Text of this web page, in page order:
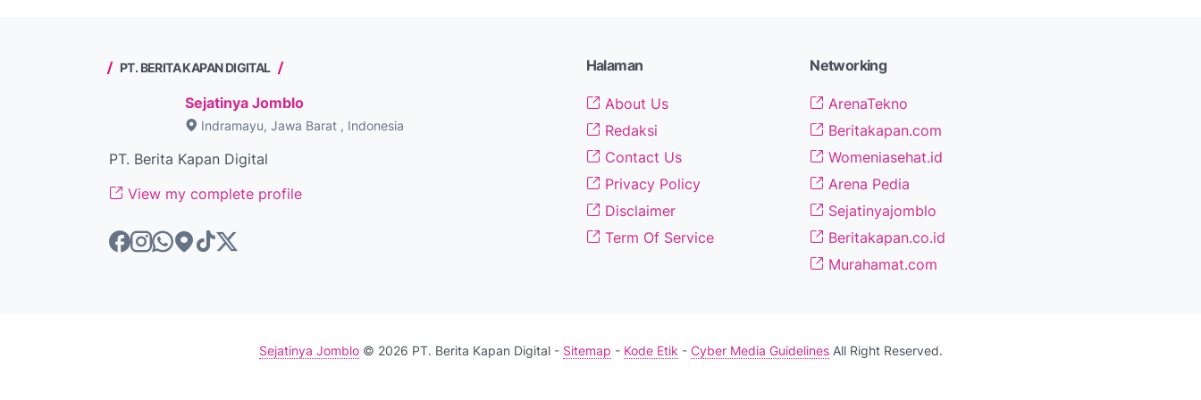
PT. BERITA KAPAN DIGITAL
Sejatinya Jomblo
Indramayu, Jawa Barat , Indonesia
PT. Berita Kapan Digital
View my complete profile
Halaman
About Us
Redaksi
Contact Us
Privacy Policy
Disclaimer
Term Of Service
Networking
ArenaTekno
Beritakapan.com
Womeniasehat.id
Arena Pedia
Sejatinyajomblo
Beritakapan.co.id
Murahamat.com
Sejatinya Jomblo© 2026 PT. Berita Kapan Digital - Sitemap - Kode Etik - Cyber Media GuidelinesAll Right Reserved.